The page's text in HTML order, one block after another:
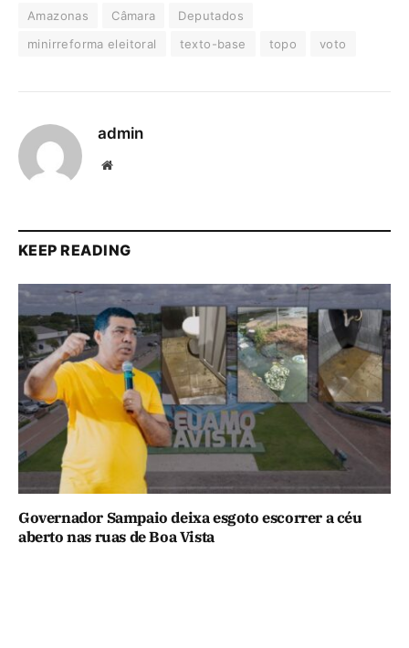
Amazonas Câmara
Deputados
minirreforma eleitoral
texto-base topo voto
admin
Website
KEEP READING
Governador Sampaio deixa esgoto escorrer a céu
aberto nas ruas de Boa Vista